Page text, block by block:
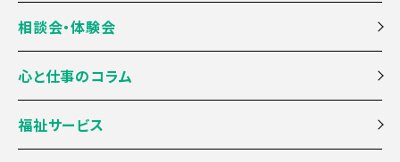
相談会・体験会
心と仕事のコラム
福祉サービス